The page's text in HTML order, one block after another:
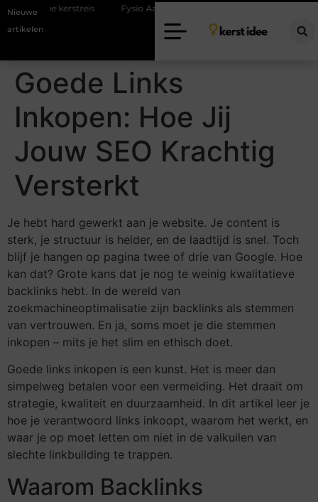
Nieuwe
artikelen
kerstreis Fysio Aalsmeer: professionele hulp bij pijn en
Goede Links
Inkopen: Hoe Jij
Jouw SEO Krachtig
Versterkt
Je hebt hard gewerkt aan je website. Je content is
sterk, je structuur is helder, en de laadtijd is snel. Toch
blijf je hangen op pagina twee of drie van Google. Hoe
kan dat? Grote kans dat je nog te weinig kwalitatieve
backlinks hebt. In de wereld van
zoekmachineoptimalisatie zijn backlinks als stemmen
van vertrouwen. En ja, soms moet je die stemmen
inkopen – mits je het slim en ethisch doet.
Goede links inkopen is een kunst. Het is meer dan
simpelweg betalen voor een vermelding. Het draait om
strategie, kwaliteit en duurzaamheid. In dit artikel leer je
hoe je verantwoord links inkoopt, waarom het werkt, en
waar je op moet letten om niet in de valkuilen van
slechte linkbuilding te trappen.
Waarom Backlinks